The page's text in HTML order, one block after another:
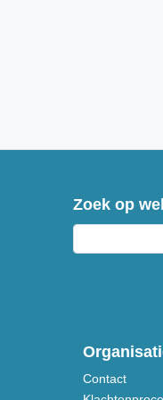
Zoek op
Contact